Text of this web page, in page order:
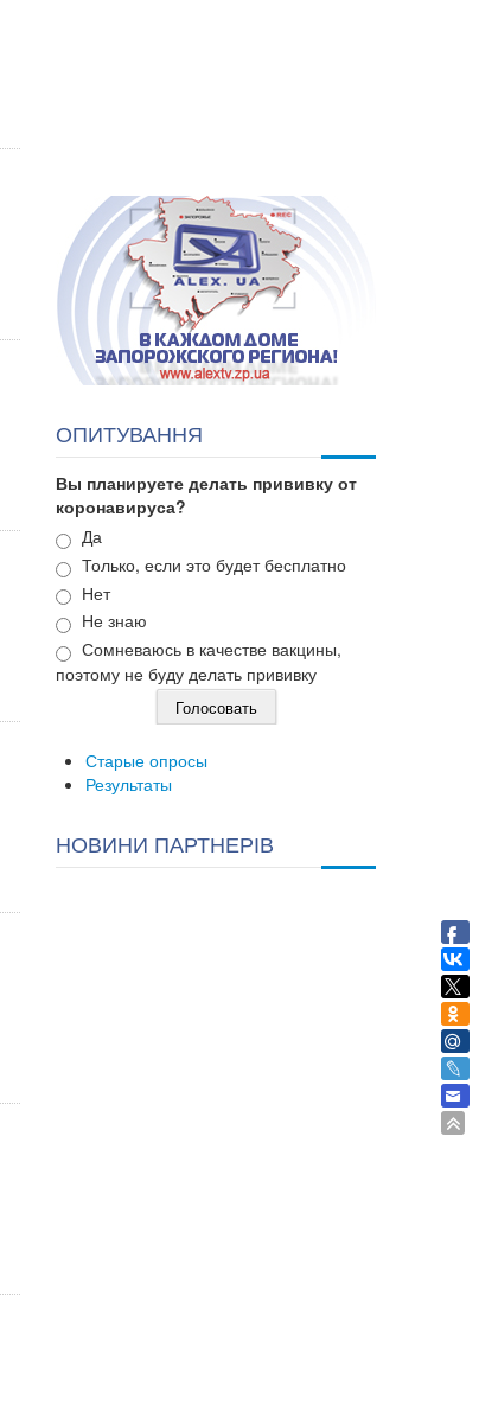
ОПИТУВАННЯ
Вы планируете делать прививку от
коронавируса?
Варианты
Да
Только, если это будет бесплатно
Нет
Не знаю
Сомневаюсь в качестве вакцины,
поэтому не буду делать прививку
Старые опросы
Результаты
НОВИНИ ПАРТНЕРІВ